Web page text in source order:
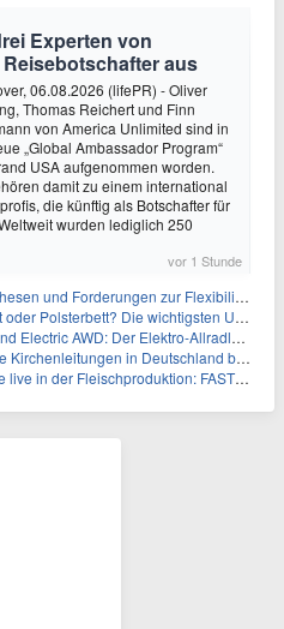
Experten von
aus
06.08.2026 (lifePR) - Oliver
Thomas Reichert und Finn
von America Unlimited sind in
„Global Ambassador Program“
USA aufgenommen worden.
damit zu einem international
die künftig als Botschafter für
wurden lediglich 250
vor 1 Stunde
Forderungen zur Flexibilisierung der Arbeitszeit
Die wichtigsten Unterschiede im Überblick
Der Elektro-Allradler als zugkräftiges Wohnwagen-Gespann
in Deutschland bekräftigen ihre „Stellungnahme zur gesellschaftlichen Situation“
FASTEC 4 PRO steigert OEE und spart bei Goldschmaus zwei Schichten pro Woche